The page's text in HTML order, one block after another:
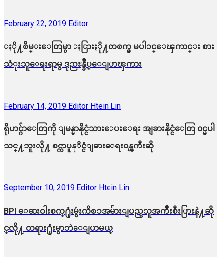
February 22, 2019 Editor
ႏို႔စိမ္းေတြမွာ ႏြားႏို႔တစက္မွ မပါဝင္ေၾကာင္း စား
သံုးသူေရးရာမွ ဒုညႊန္ခ်ဳပ္ေျပာၾကား
February 14, 2019 Editor Htein Lin
ရိုဟင္ဂ်ာေတြကို ျမန္မာနိုင္ငံသားေပးေရး အျခားနိုင္ငံေတြ ၀င္မပါ
သင္႔ဘူးလို႔ စင္ကာပူနုိင္ငံျခားေရး၀န္ၾကီးဆို
September 10, 2019 Editor Htein Lin
BPI ​ေဆးဝါးစက္​႐ုံးမွဴးကိစၥအမ်ားျပည္​သူအက်ိဳးစီးပြားနဲ႔ဆို
င္​လို႔ တရား႐ုံးမွာဘဲေျပာမယ္​